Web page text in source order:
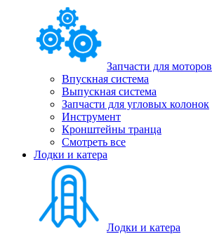
Запчасти для моторов
Впускная система
Выпускная система
Запчасти для угловых колонок
Инструмент
Кронштейны транца
Смотреть все
Лодки и катера
Лодки и катера